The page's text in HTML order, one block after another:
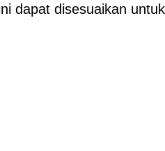
dapat disesuaikan untuk